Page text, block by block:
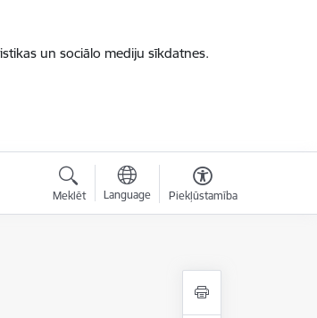
un sociālo mediju sīkdatnes.
Meklēt Language Piekļūstamība